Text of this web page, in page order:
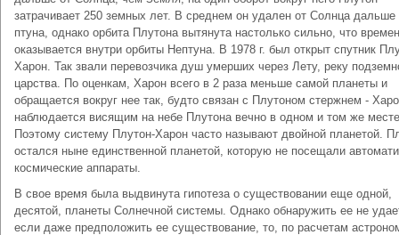
затрачивает 250 зем­ных лет. В среднем он удален от Солнца
птуна, однако орбита Плутона вытянута настолько силь­но, что
оказывается внутри орбиты Не­птуна. В 1978 г. был открыт спутник
Харон. Так звали перевозчика душ умерших через Лету, реку
царства. По оценкам, Харон всего в 2 раза меньше самой планеты и
обращается вокруг нее так, будто связан с Плутоном стержнем -
наблюдает­ся висящим на небе Плутона вечно в одном и том же
Поэтому систему Плутон-Харон часто называют двойной планетой.
остался ныне единственной планетой, которую не посещали
косми­ческие аппараты.
В свое время была выдвинута гипотеза о существо­вании еще одной,
десятой, планеты Солнечной систе­мы. Однако обнаружить ее не
если даже предположить ее существование, то, по расчетам